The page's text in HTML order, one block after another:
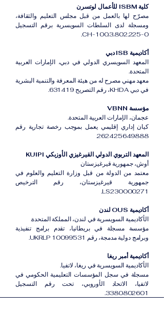
كلية ISBM للأعمال لوتسرن
مصرّح لها بالعمل من قبل مجلس التعليم والثقافة،
ومسجلة لدى السلطات السويسرية برقم التسجيل
CH-100.3.802.225-0.
أكاديمية ISB دبي
المعهد السويسري الدولي في دبي، الإمارات العربية
المتحدة.
معهد مهني مصرح له من هيئة المعرفة والتنمية البشرية
في دبي KHDA، رقم التصريح 631419.
مؤسسة VBNN
عجمان، الإمارات العربية المتحدة.
كيان إداري إقليمي يعمل بموجب رخصة تجارية رقم
262425649888.
المعهد التربوي الدولي القيرغيزي الأوزبكي KUIPI
أوش، جمهورية قيرغيزستان
معتمد من الدولة من قبل وزارة التعليم والعلوم في
جمهورية قيرغيزستان، رقم الترخيص
LS230000271.
أكاديمية OUS لندن
الأكاديمية السويسرية في لندن، المملكة المتحدة.
مؤسسة مسجلة في بريطانيا، تقدم برامج تنفيذية
وبرامج دولية مدمجة، رقم UKRLP 10099531.
أكاديمية أمبر ريغا
الأكاديمية السويسرية في ريغا، لاتفيا.
مسجلة في سجل المؤسسات التعليمية الحكومي في
لاتفيا، الاتحاد الأوروبي، تحت رقم التسجيل
3380802601.